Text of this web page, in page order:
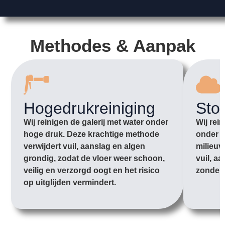
Methodes & Aanpak
Hogedrukreiniging
Wij reinigen de galerij met water onder
hoge druk. Deze krachtige methode
verwijdert vuil, aanslag en algen
grondig, zodat de vloer weer schoon,
veilig en verzorgd oogt en het risico
op uitglijden vermindert.
Wij
onder
vuil,
zonder